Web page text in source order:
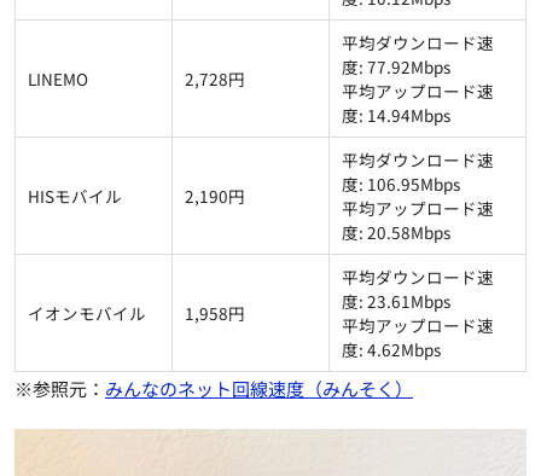
LINEMO 2,728円
平均ダウンロード速
度: 77.92Mbps
平均アップロード速
度: 14.94Mbps
HISモバイル 2,190円
平均ダウンロード速
度: 106.95Mbps
平均アップロード速
度: 20.58Mbps
イオンモバイル 1,958円
平均ダウンロード速
度: 23.61Mbps
平均アップロード速
度: 4.62Mbps
※参照元： みんなのネット回線速度（みんそく）